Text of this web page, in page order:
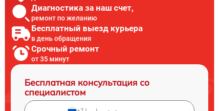
Диагностика за наш счет,
ремонт по желанию
Бесплатный выезд курьера
в день обращения
Срочный ремонт
от 35 минут
Бесплатная консультация со
специалистом